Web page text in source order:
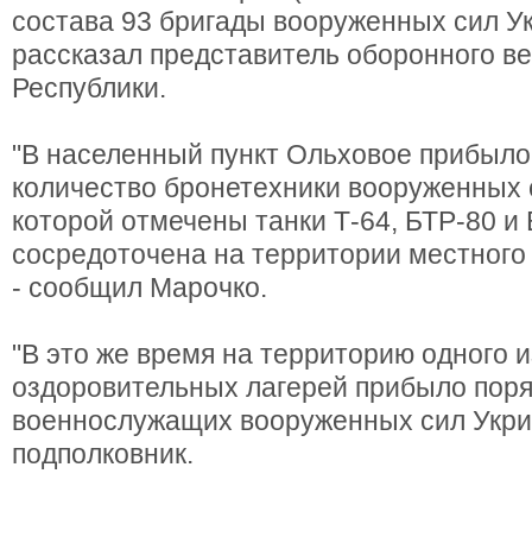
состава 93 бригады вооруженных сил
рассказал представитель оборонного
Республики.
"В населенный пункт Ольховое
количество бронетехники
которой отмечены танки Т-64, БТР-80
сосредоточена на территории
- сообщил Марочко.
"В это же время на территорию одного
оздоровительных лагерей прибыло
военнослужащих вооруженных сил
подполковник.